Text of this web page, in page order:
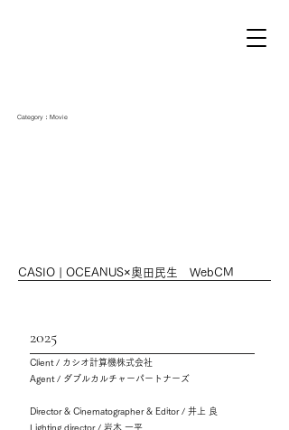
Category：Movie
CASIO | OCEANUS×奥田民生 WebCM
2025
Client / カシオ計算機株式会社
Agent / ダブルカルチャーパートナーズ
Director & Cinematographer & Editor / 井上 良
Lighting director / 岩木 一平